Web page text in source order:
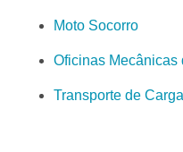
Moto Socorro
Oficinas Mecânicas
Transporte de